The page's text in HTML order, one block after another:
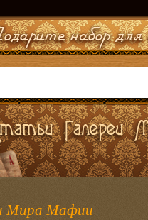
Мира Мафии